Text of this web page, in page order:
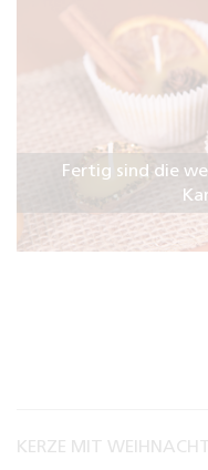
Fertig sind die
KERZE MIT